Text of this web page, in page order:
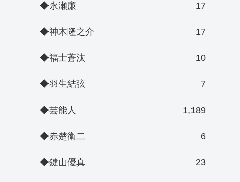
◆永瀬廉 17
◆神木隆之介 17
◆福士蒼汰 10
◆羽生結弦 7
◆芸能人 1,189
◆赤楚衛二 6
◆鍵山優真 23